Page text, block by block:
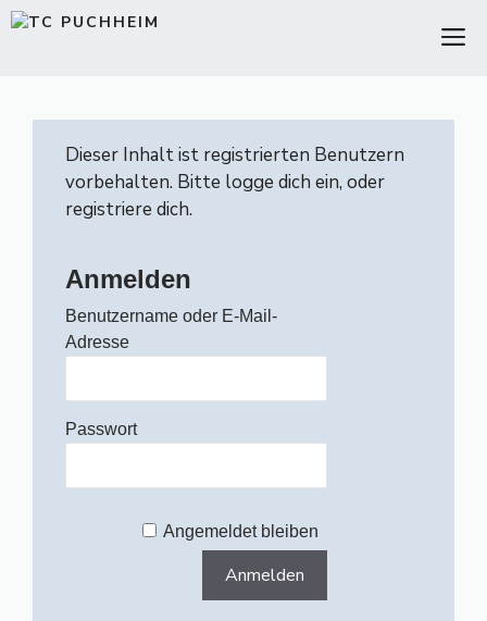
Zum
Dieser Inhalt ist registrierten Benutzern
vorbehalten. Bitte logge dich ein, oder
registriere dich.
Anmelden
Benutzername oder E-Mail-
Adresse
Passwort
Angemeldet bleiben